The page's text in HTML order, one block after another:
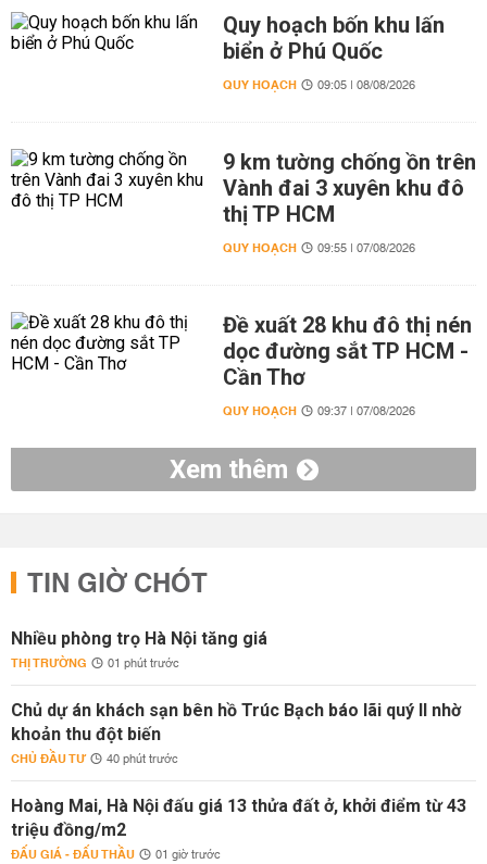
Quy hoạch bốn khu lấn
biển ở Phú Quốc
QUY HOẠCH 09:05 | 08/08/2026
9 km tường chống ồn trên
Vành đai 3 xuyên khu đô
thị TP HCM
QUY HOẠCH 09:55 | 07/08/2026
Đề xuất 28 khu đô thị nén
dọc đường sắt TP HCM -
Cần Thơ
QUY HOẠCH 09:37 | 07/08/2026
Xem thêm
TIN GIỜ CHÓT
Nhiều phòng trọ Hà Nội tăng giá
THỊ TRƯỜNG 01 phút trước
Chủ dự án khách sạn bên hồ Trúc Bạch báo lãi quý II nhờ
khoản thu đột biến
CHỦ ĐẦU TƯ 40 phút trước
Hoàng Mai, Hà Nội đấu giá 13 thửa đất ở, khởi điểm từ 43
triệu đồng/m2
ĐẤU GIÁ - ĐẤU THẦU 01 giờ trước